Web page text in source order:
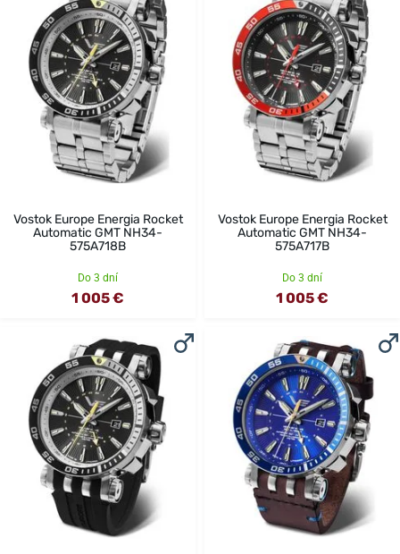
Vostok Europe Energia Rocket
Automatic GMT NH34-
575A718B
Do 3 dní
1 005 €
Vostok Europe Energia Rocket
Automatic GMT NH34-
575A717B
Do 3 dní
1 005 €